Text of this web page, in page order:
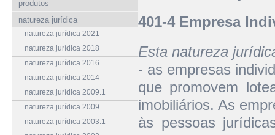
produtos
natureza jurídica
natureza jurídica 2021
natureza jurídica 2018
natureza jurídica 2016
natureza jurídica 2014
natureza jurídica 2009.1
natureza jurídica 2009
natureza jurídica 2003.1
401-4 Empresa
Esta natureza
- as empresas
que promovem
imobiliários. As
às pessoas